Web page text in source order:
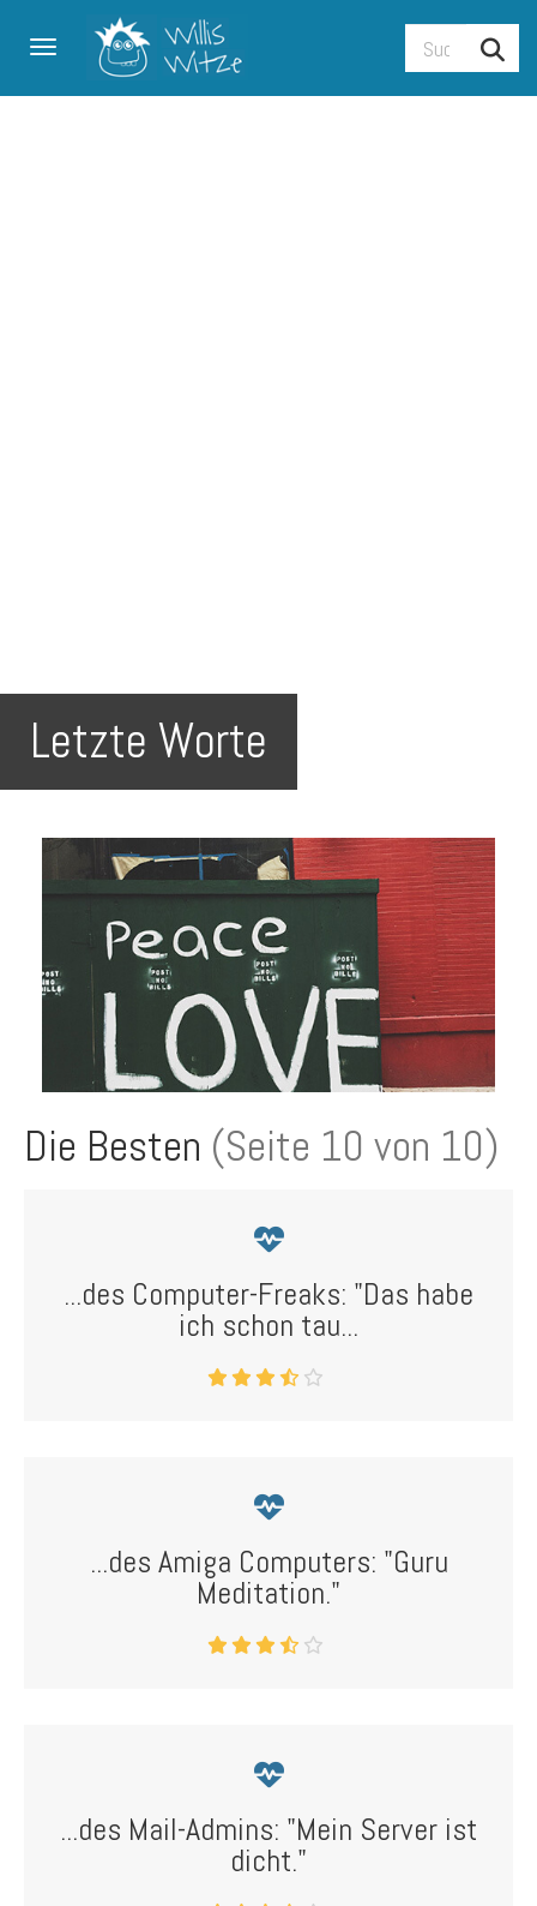
Toggle navigation
Letzte Worte
Die Besten (Seite 10 von 10)
...des Computer-Freaks: "Das habe
ich schon tau...
...des Amiga Computers: "Guru
Meditation."
...des Mail-Admins: "Mein Server ist
dicht."